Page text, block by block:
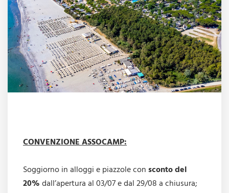
CONVENZIONE ASSOCAMP:
Soggiorno in alloggi e piazzole consconto del
20%dall’apertura al 03/07 e dal 29/08 a chiusura;